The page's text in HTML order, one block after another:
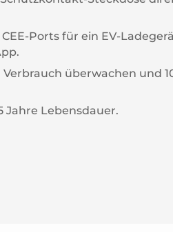
CEE-Ports für ein EV-
überwachen und
Jahre Lebensdauer.